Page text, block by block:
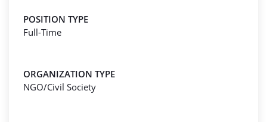
POSITION TYPE
Full-Time
ORGANIZATION TYPE
NGO/Civil Society